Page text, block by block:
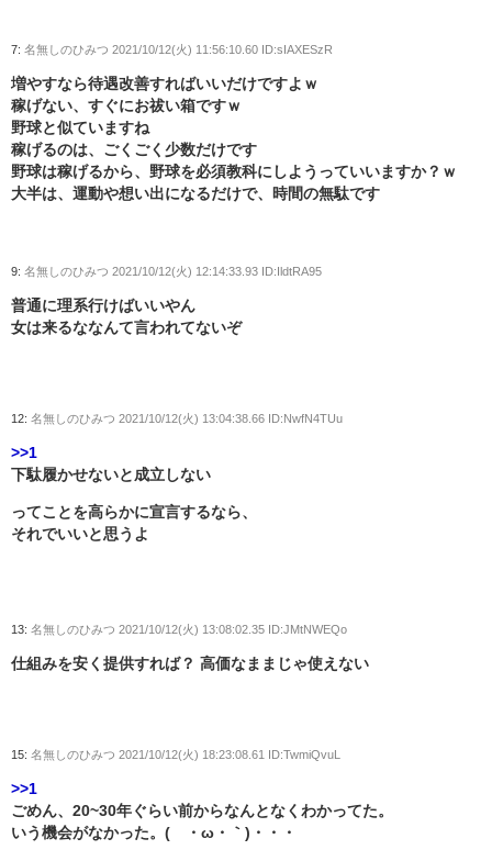
7: 名無しのひみつ 2021/10/12(火) 11:56:10.60 ID:sIAXESzR
増やすなら待遇改善すればいいだけですよｗ
稼げない、すぐにお祓い箱ですｗ
野球と似ていますね
稼げるのは、ごくごく少数だけです
野球は稼げるから、野球を必須教科にしようっていいますか？ｗ
大半は、運動や想い出になるだけで、時間の無駄です
9: 名無しのひみつ 2021/10/12(火) 12:14:33.93 ID:IldtRA95
普通に理系行けばいいやん
女は来るななんて言われてないぞ
12: 名無しのひみつ 2021/10/12(火) 13:04:38.66 ID:NwfN4TUu
>>1
下駄履かせないと成立しない
ってことを高らかに宣言するなら、
それでいいと思うよ
13: 名無しのひみつ 2021/10/12(火) 13:08:02.35 ID:JMtNWEQo
仕組みを安く提供すれば？ 高価なままじゃ使えない
15: 名無しのひみつ 2021/10/12(火) 18:23:08.61 ID:TwmiQvuL
>>1
ごめん、20~30年ぐらい前からなんとなくわかってた。
いう機会がなかった。(´・ω・｀)・・・